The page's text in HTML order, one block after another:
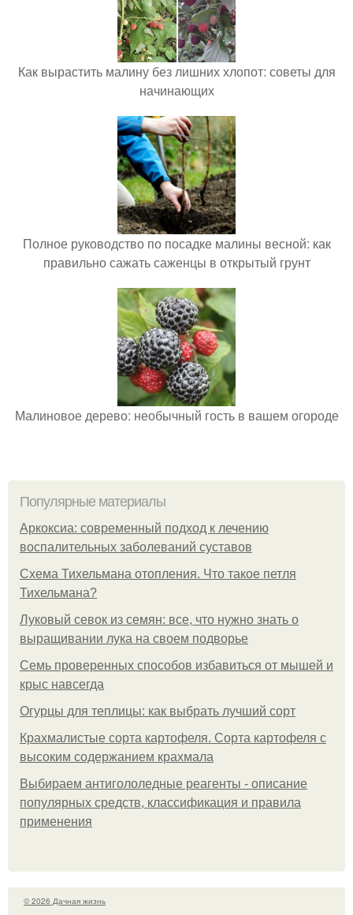
Как вырастить малину без лишних хлопот: советы для
начинающих
Полное руководство по посадке малины весной: как
правильно сажать саженцы в открытый грунт
Малиновое дерево: необычный гость в вашем огороде
Популярные материалы
Аркоксиа: современный подход к лечению
воспалительных заболеваний суставов
Схема Тихельмана отопления. Что такое петля
Тихельмана?
Луковый севок из семян: все, что нужно знать о
выращивании лука на своем подворье
Семь проверенных способов избавиться от мышей и
крыс навсегда
Огурцы для теплицы: как выбрать лучший сорт
Крахмалистые сорта картофеля. Сорта картофеля с
высоким содержанием крахмала
Выбираем антигололедные реагенты - описание
популярных средств, классификация и правила
применения
© 2026 Дачная жизнь